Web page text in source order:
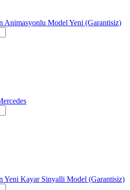
Animasyonlu Model Yeni (Garantisiz)
Yeni Kayar Sinyalli Model (Garantisiz)